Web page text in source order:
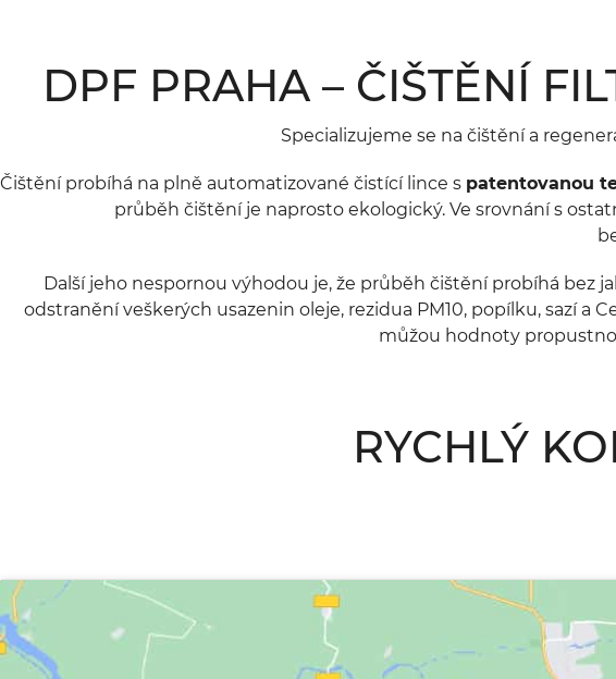
DPF PRAHA – ČIŠTĚNÍ
Specializujeme se na čištění a
Čištění probíhá na plně automatizované čistící lince s patentovanou
průběh čištění je naprosto ekologický. Ve srovnání s
Další jeho nespornou výhodou je, že průběh čištění probíhá
odstranění veškerých usazenin oleje, rezidua PM10, popílku, sazí
můžou hodnoty
RYCHLÝ